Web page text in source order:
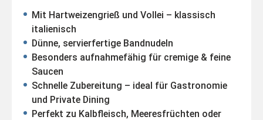
Mit Hartweizengrieß und Vollei – klassisch
italienisch
Dünne, servierfertige Bandnudeln
Besonders aufnahmefähig für cremige & feine
Saucen
Schnelle Zubereitung – ideal für Gastronomie
und Private Dining
Perfekt zu Kalbfleisch, Meeresfrüchten oder